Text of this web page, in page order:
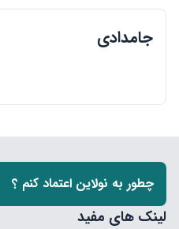
جامدادی
چطور به نولاین اعتماد کنم ؟
لینک های مفید